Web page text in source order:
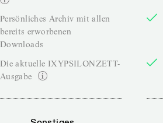
Persönliches Archiv mit allen
bereits erworbenen
Downloads
Die aktuelle IXYPSILONZETT-
Ausgabe